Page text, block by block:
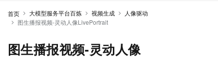
首页 大模型服务平台百炼 视频生成
人像驱动
图生播报视频-灵动人像LivePortrait
图生播报视频-灵动人像